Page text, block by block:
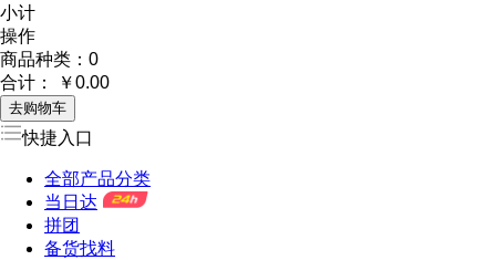
小计
操作
商品种类： 0
合计：
￥0.00
去购物车
快捷入口
全部产品分类
当日达
拼团
备货找料